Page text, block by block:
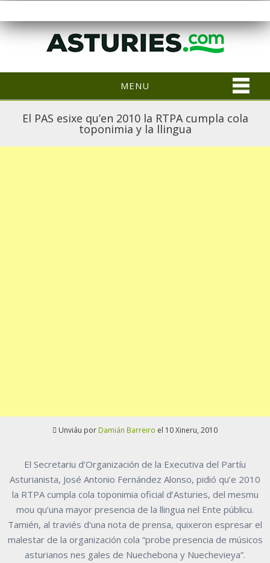
MENU
El PAS esixe qu’en 2010 la RTPA cumpla cola
toponimia y la llingua
Unviáu por Damián Barreiro el 10 Xineru, 2010
El Secretariu d’Organización de la Executiva del Partíu
Asturianista, José Antonio Fernández Alonso, pidió qu’e 2010
la RTPA cumpla cola toponimia oficial d’Asturies, del mesmu
mou qu’una mayor presencia de la llingua nel Ente públicu.
Tamién, al traviés d’una nota de prensa, quixeron espresar el
malestar de la organización cola “probe presencia de músicos
asturianos nes gales de Nuechebona y Nuechevieya”.